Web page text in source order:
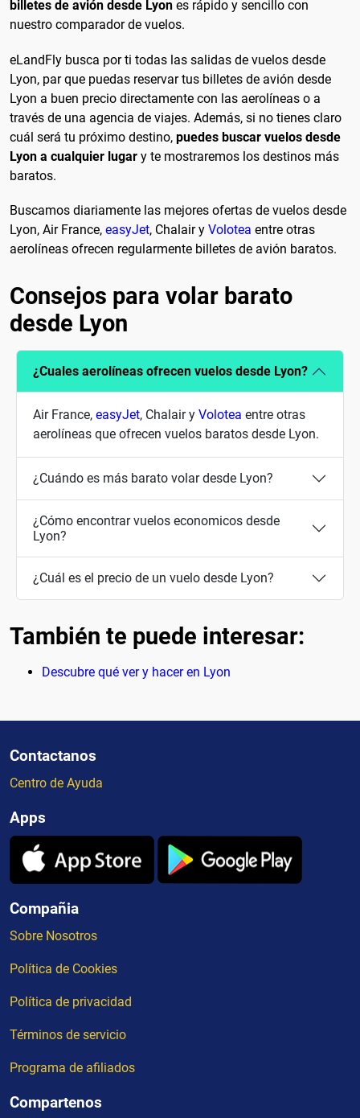
billetes de avión desde Lyon es rápido y sencillo con
nuestro comparador de vuelos.
eLandFly busca por ti todas las salidas de vuelos desde
Lyon, par que puedas reservar tus billetes de avión desde
Lyon a buen precio directamente con las aerolíneas o a
través de una agencia de viajes. Además, si no tienes claro
cuál será tu próximo destino, puedes buscar vuelos desde
Lyon a cualquier lugar y te mostraremos los destinos más
baratos.
Buscamos diariamente las mejores ofertas de vuelos desde
Lyon, Air France, easyJet, Chalair y Volotea entre otras
aerolíneas ofrecen regularmente billetes de avión baratos.
Consejos para volar barato
desde Lyon
¿Cuales aerolíneas ofrecen vuelos desde Lyon?
Air France, easyJet, Chalair y Volotea entre otras
aerolíneas que ofrecen vuelos baratos desde Lyon.
¿Cuándo es más barato volar desde Lyon?
¿Cómo encontrar vuelos economicos desde
Lyon?
¿Cuál es el precio de un vuelo desde Lyon?
También te puede interesar:
Descubre qué ver y hacer en Lyon
Contactanos
Centro de Ayuda
Apps
Compañia
Sobre Nosotros
Política de Cookies
Política de privacidad
Términos de servicio
Programa de afiliados
Compartenos